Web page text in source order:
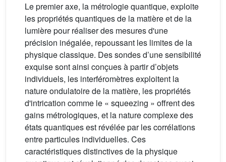
Le premier axe, la métrologie quantique, exploite
les propriétés quantiques de la matière et de la
lumière pour réaliser des mesures d'une
précision inégalée, repoussant les limites de la
physique classique. Des sondes d’une sensibilité
exquise sont ainsi conçues à partir d’objets
individuels, les interféromètres exploitent la
nature ondulatoire de la matière, les propriétés
d'intrication comme le « squeezing » offrent des
gains métrologiques, et la nature complexe des
états quantiques est révélée par les corrélations
entre particules individuelles. Ces
caractéristiques distinctives de la physique